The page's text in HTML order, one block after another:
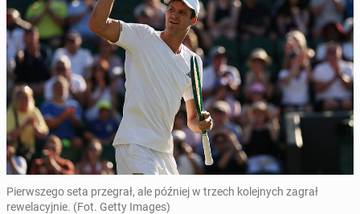
Pierwszego seta przegrał, ale później w trzech kolejnych zagrał
rewelacyjnie. (Fot. Getty Images)